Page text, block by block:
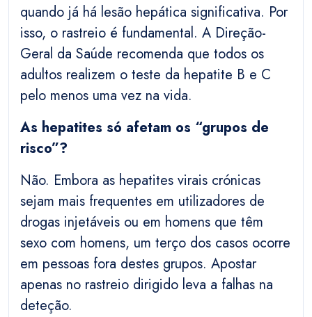
quando já há lesão hepática significativa. Por
isso, o rastreio é fundamental. A Direção-
Geral da Saúde recomenda que todos os
adultos realizem o teste da hepatite B e C
pelo menos uma vez na vida.
As hepatites só afetam os “grupos de
risco”?
Não. Embora as hepatites virais crónicas
sejam mais frequentes em utilizadores de
drogas injetáveis ou em homens que têm
sexo com homens, um terço dos casos ocorre
em pessoas fora destes grupos. Apostar
apenas no rastreio dirigido leva a falhas na
deteção.